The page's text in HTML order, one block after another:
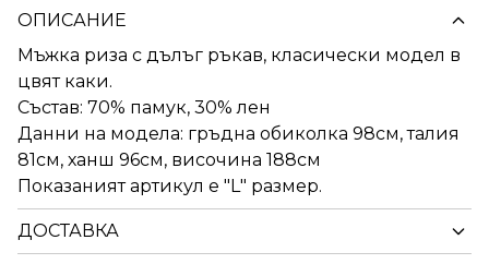
ОПИСАНИЕ
Мъжка риза с дълъг ръкав, класически модел в
цвят каки.
Състав: 70% памук, 30% лен
Данни на модела: гръдна обиколка 98см, талия
81см, ханш 96см, височина 188см
Показаният артикул е "L" размер.
ДОСТАВКА